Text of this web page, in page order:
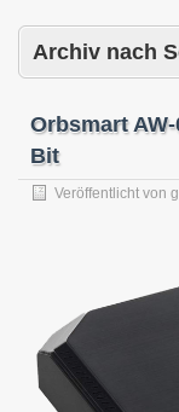
Archiv nach
Orbsmart
Bit
Veröffentlicht von